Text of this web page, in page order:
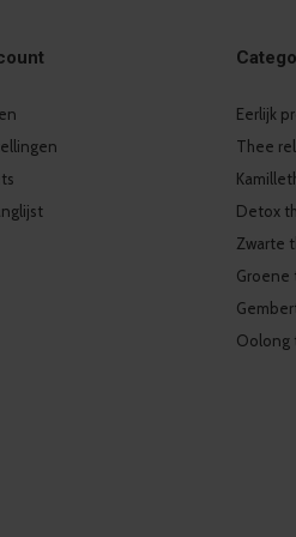
Eerlijk
Thee
Detox
Zwarte
Groene
Oolong